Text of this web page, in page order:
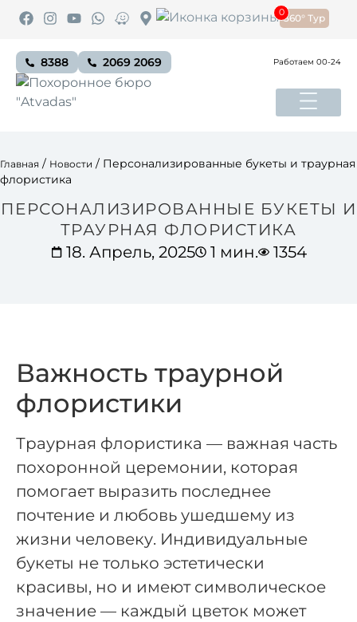
360° Тур
0
8388 2069 2069 Работаем 00-24
Главная / Новости / Персонализированные букеты и траурная
флористика
ПЕРСОНАЛИЗИРОВАННЫЕ БУКЕТЫ И
ТРАУРНАЯ ФЛОРИСТИКА
18. Апрель, 2025
1 мин. 1354
Важность траурной
флористики
Траурная флористика — важная часть
похоронной церемонии, которая
помогает выразить последнее
почтение и любовь ушедшему из
жизни человеку. Индивидуальные
букеты не только эстетически
красивы, но и имеют символическое
значение — каждый цветок может